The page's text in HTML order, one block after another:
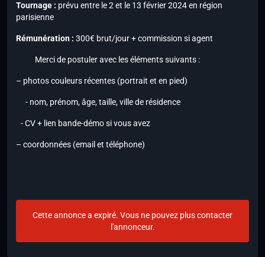
Tournage : prévu entre le 2 et le 13 février 2024 en région
parisienne
Rémunération : 300€ brut/jour + commission si agent
Merci de postuler avec les éléments suivants :
– photos couleurs récentes (portrait et en pied)
- nom, prénom, âge, taille, ville de résidence
- CV + lien bande-démo si vous avez
– coordonnées (email et téléphone)
Cette annonce a expiré. Vous ne pouvez plus contacter
l'annonceur.